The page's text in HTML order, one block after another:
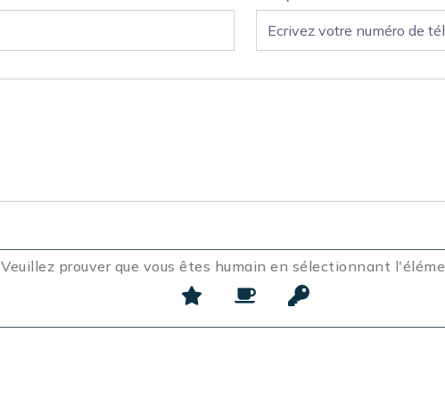
Veuillez prouver que vous êtes humain en sélectionnant